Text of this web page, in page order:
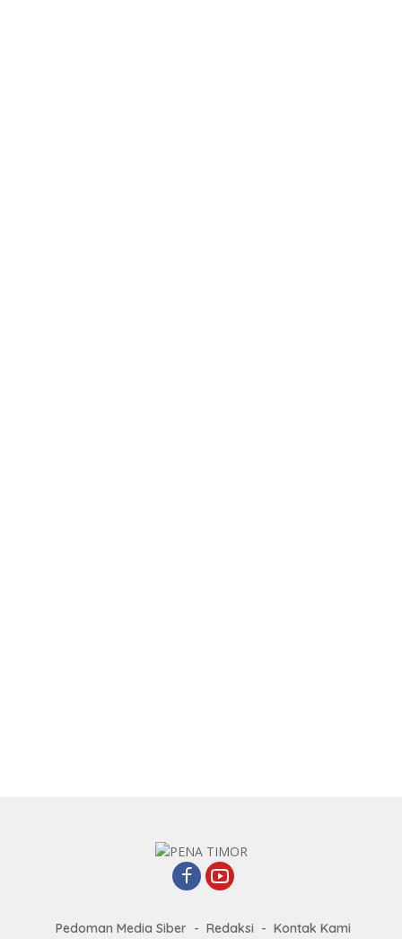
Pedoman Media Siber Redaksi Kontak Kami